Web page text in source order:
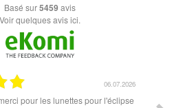
basé sur5459 avis
Voir quelques avis ici.
06.07.2026
pour les lunettes pour l'éclipse